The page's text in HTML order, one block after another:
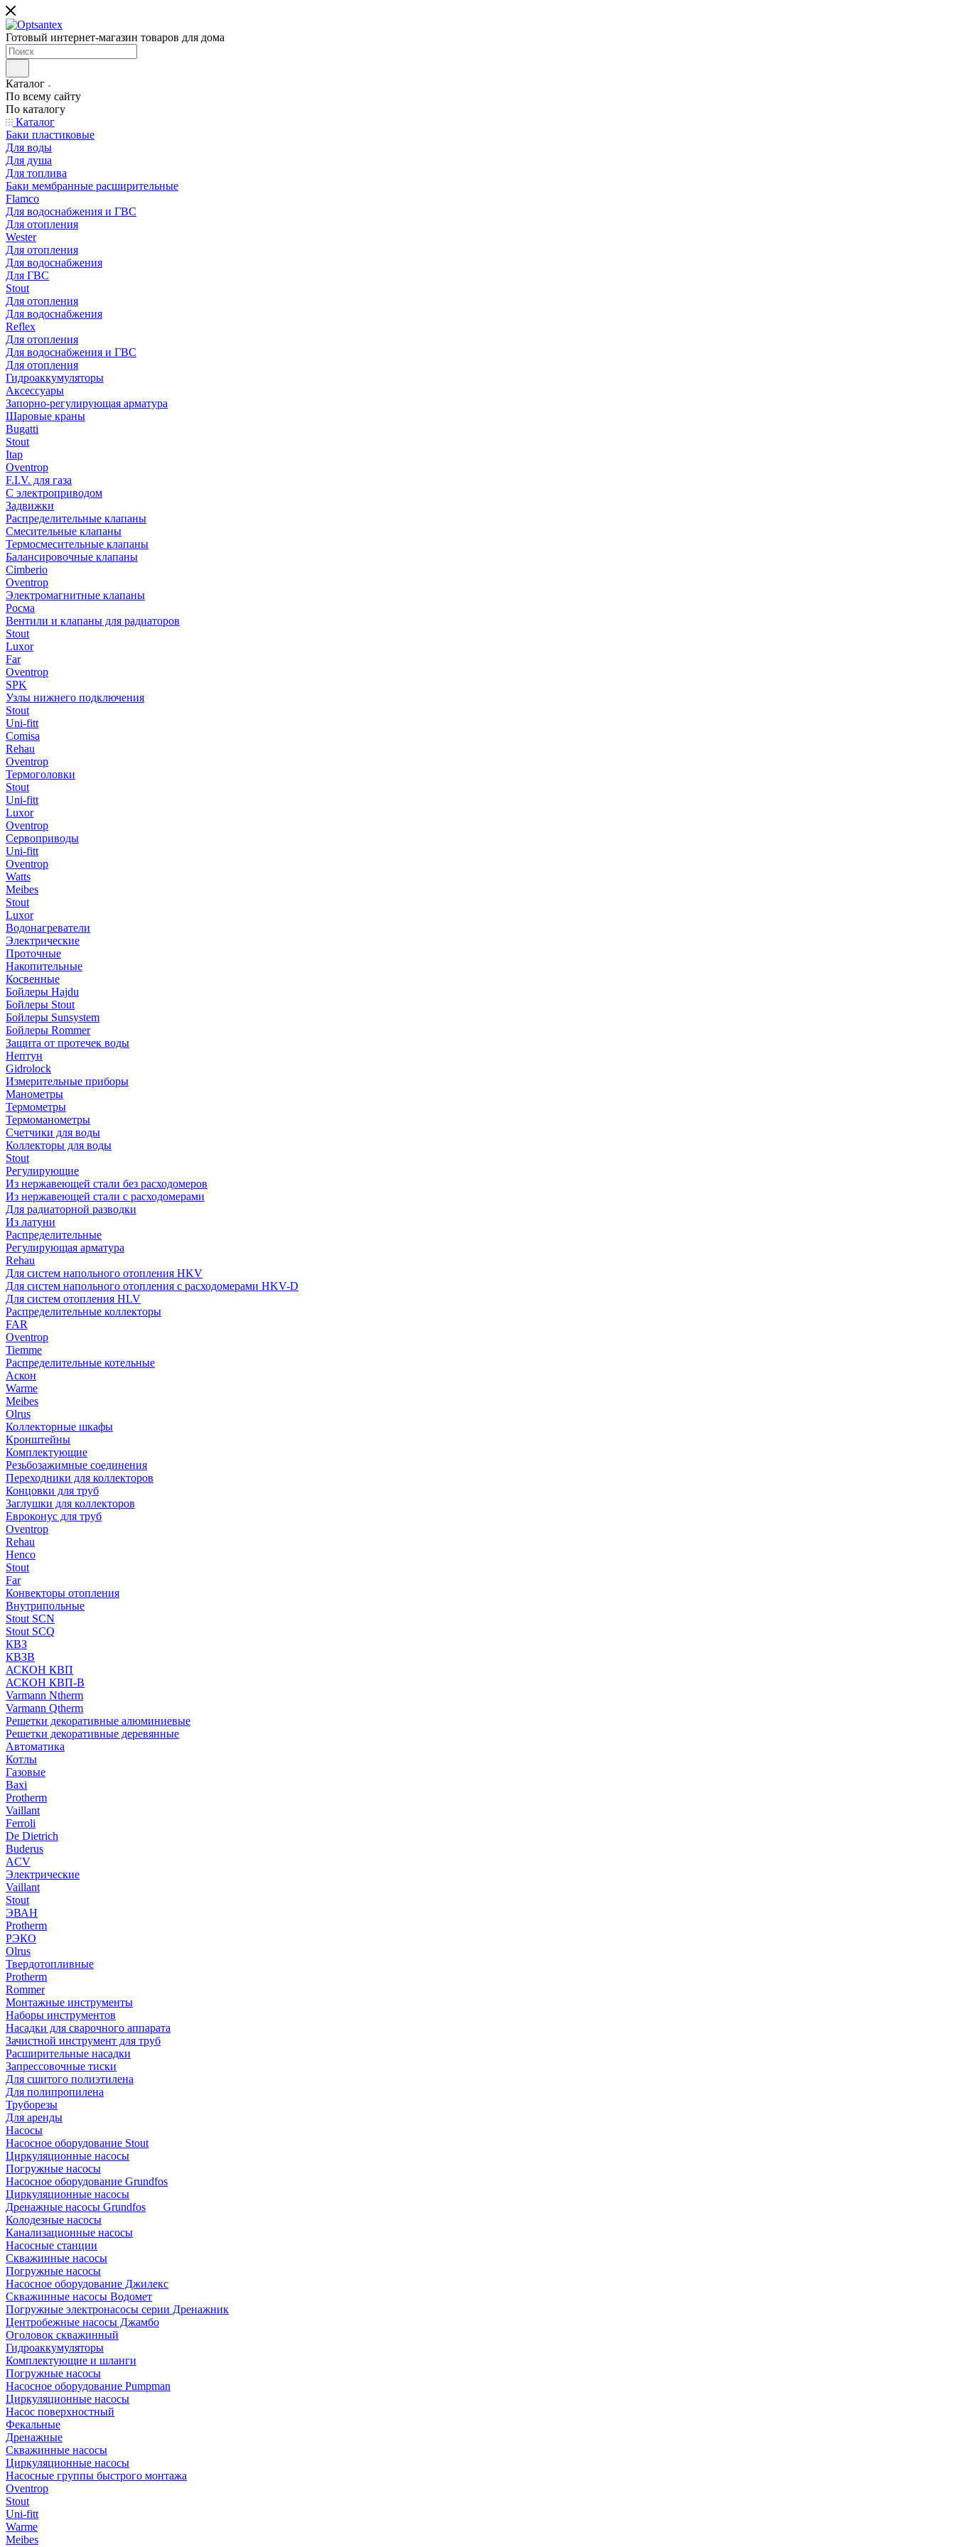
Готовый интернет-магазин товаров для дома
Каталог
По всему сайту
По каталогу
Каталог
Баки пластиковые
Для воды
Для душа
Для топлива
Баки мембранные расширительные
Flamco
Для водоснабжения и ГВС
Для отопления
Wester
Для отопления
Для водоснабжения
Для ГВС
Stout
Для отопления
Для водоснабжения
Reflex
Для отопления
Для водоснабжения и ГВС
Для отопления
Гидроаккумуляторы
Аксессуары
Запорно-регулирующая арматура
Шаровые краны
Bugatti
Stout
Itap
Oventrop
F.I.V. для газа
С электроприводом
Задвижки
Распределительные клапаны
Cмесительные клапаны
Термосмесительные клапаны
Балансировочные клапаны
Cimberio
Oventrop
Электромагнитные клапаны
Росма
Вентили и клапаны для радиаторов
Stout
Luxor
Far
Oventrop
SPK
Узлы нижнего подключения
Stout
Uni-fitt
Comisa
Rehau
Oventrop
Термоголовки
Stout
Uni-fitt
Luxor
Oventrop
Сервоприводы
Uni-fitt
Oventrop
Watts
Meibes
Stout
Luxor
Водонагреватели
Электрические
Проточные
Накопительные
Косвенные
Бойлеры Hajdu
Бойлеры Stout
Бойлеры Sunsystem
Бойлеры Rommer
Защита от протечек воды
Нептун
Gidrolock
Измерительные приборы
Манометры
Термометры
Термоманометры
Счетчики для воды
Коллекторы для воды
Stout
Регулирующие
Из нержавеющей стали без расходомеров
Из нержавеющей стали с расходомерами
Для радиаторной разводки
Из латуни
Распределительные
Регулирующая арматура
Rehau
Для систем напольного отопления HKV
Для систем напольного отопления с расходомерами HKV-D
Для систем отопления HLV
Распределительные коллекторы
FAR
Oventrop
Tiemme
Распределительные котельные
Аскон
Warme
Meibes
Olrus
Коллекторные шкафы
Кронштейны
Комплектующие
Резьбозажимные соединения
Переходники для коллекторов
Концовки для труб
Заглушки для коллекторов
Евроконус для труб
Oventrop
Rehau
Henco
Stout
Far
Конвекторы отопления
Внутрипольные
Stout SCN
Stout SCQ
КВЗ
КВЗВ
АСКОН КВП
АСКОН КВП-В
Varmann Ntherm
Varmann Qtherm
Решетки декоративные алюминиевые
Решетки декоративные деревянные
Автоматика
Котлы
Газовые
Baxi
Protherm
Vaillant
Ferroli
De Dietrich
Buderus
ACV
Электрические
Vaillant
Stout
ЭВАН
Protherm
РЭКО
Olrus
Твердотопливные
Protherm
Rommer
Монтажные инструменты
Наборы инструментов
Насадки для сварочного аппарата
Зачистной инструмент для труб
Расширительные насадки
Запрессовочные тиски
Для сшитого полиэтилена
Для полипропилена
Труборезы
Для аренды
Насосы
Насосное оборудование Stout
Циркуляционные насосы
Погружные насосы
Насосное оборудование Grundfos
Циркуляционные насосы
Дренажные насосы Grundfos
Колодезные насосы
Канализационные насосы
Насосные станции
Скважинные насосы
Погружные насосы
Насосное оборудование Джилекс
Скважинные насосы Водомет
Погружные электронасосы серии Дренажник
Центробежные насосы Джамбо
Оголовок скважинный
Гидроаккумуляторы
Комплектующие и шланги
Погружные насосы
Насосное оборудование Pumpman
Циркуляционные насосы
Насос поверхностный
Фекальные
Дренажные
Скважинные насосы
Циркуляционные насосы
Насосные группы быстрого монтажа
Oventrop
Stout
Uni-fitt
Warme
Meibes